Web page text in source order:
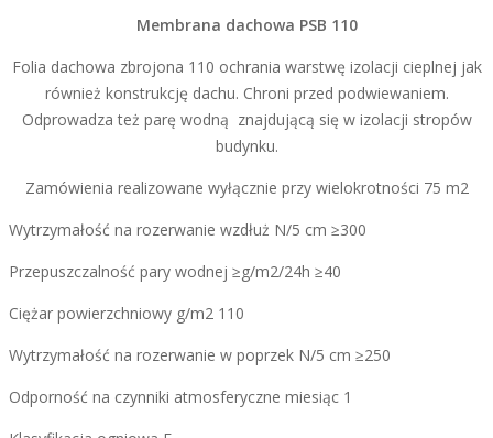
Membrana dachowa PSB 110
Folia dachowa zbrojona 110 ochrania warstwę izolacji cieplnej jak
również konstrukcję dachu. Chroni przed podwiewaniem.
Odprowadza też parę wodną znajdującą się w izolacji stropów
budynku.
Zamówienia realizowane wyłącznie przy wielokrotności 75 m2
Wytrzymałość na rozerwanie wzdłuż N/5 cm ≥300
Przepuszczalność pary wodnej ≥g/m2/24h ≥40
Ciężar powierzchniowy g/m2 110
Wytrzymałość na rozerwanie w poprzek N/5 cm ≥250
Odporność na czynniki atmosferyczne miesiąc 1